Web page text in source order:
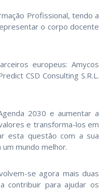
Profissional, tendo a
o corpo docente
europeus: Amycos
CSD Consulting S.R.L.
2030 e aumentar a
e transforma-los em
esta questão com a sua
mundo melhor.
se agora mais duas
contribuir para ajudar os